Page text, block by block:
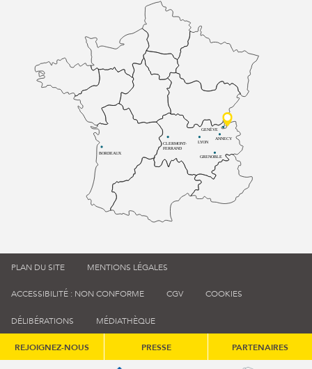
BORDEAUX
CLERMONT-
FERRAND
LYON
ANNECY
GRENOBLE
GENÈVE
PLAN DU SITE MENTIONS LÉGALES
ACCESSIBILITÉ : NON CONFORME CGV COOKIES
DÉLIBÉRATIONS MÉDIATHÈQUE
REJOIGNEZ-NOUS PRESSE PARTENAIRES